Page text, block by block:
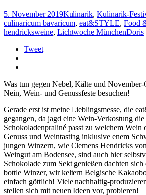
5. November 2019Kulinarik, Kulinarik-
culinaricum bavaricum, eat&STYLE, Food
hendricksweine, Lichtwoche MünchenDoris
Tweet
Was tun gegen Nebel, Kälte und
Nein, Wein- und Genussfeste besuchen!
Gerade erst ist meine Lieblingsmesse, die
gegangen, da jagd eine Wein-Verkostung
Schokoladenpraliné passt zu welchem Wein
Genuss und Weintasting inklusive enem
jungen Winzern, wie Clemens Hendricks
Weingut am Bodensee, sind auch hier
Schokolade zum Sekt genießen dachten
bottle Winzer, wir keltern Belgische
einfach göttlich! Viele nachhaltig-
stellen sich mit neuen Ideen vor, probieren!